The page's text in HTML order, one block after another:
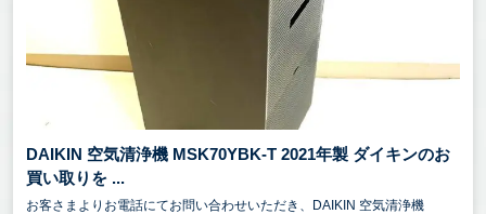
DAIKIN 空気清浄機 MSK70YBK-T 2021年製 ダイキンのお
買い取りを ...
お客さまよりお電話にてお問い合わせいただき、DAIKIN 空気清浄機